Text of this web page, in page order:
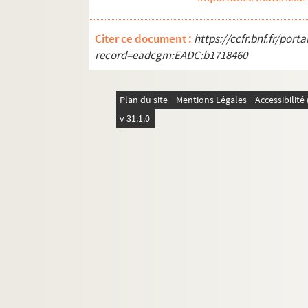
Salonique - Le consulat
Salonique - Incendie coupé
Salonique - Vue du quai
Salonique - Village Romani -
Citer ce document : https://ccfr.bnf.fr/
record=eadcgm:EADC:b1718460
Plan du site Mentions Légales
v 31.1.0